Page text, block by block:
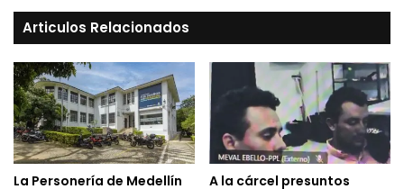
Articulos Relacionados
La Personería de Medellín
A la cárcel presuntos